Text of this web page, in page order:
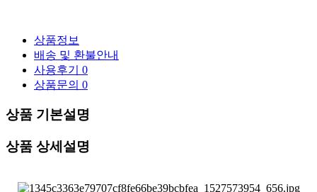
상품정보
배송 및 환불안내
사용후기 0
상품문의 0
상품 기본설명
상품 상세설명